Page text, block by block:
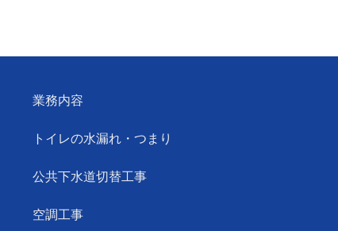
業務内容
トイレの水漏れ・つまり
公共下水道切替工事
空調工事